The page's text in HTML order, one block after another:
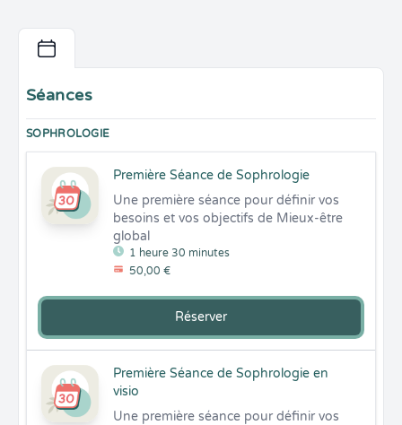
Séances
SOPHROLOGIE
Première Séance de Sophrologie
1 heure 30 minutes
50,00 €
Une première séance pour définir vos
besoins et vos objectifs de Mieux-être
global
Réserver
Première Séance de Sophrologie en
visio
Une première séance pour définir vos